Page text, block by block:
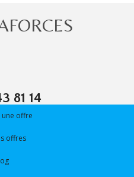
81 14
une offre
offres